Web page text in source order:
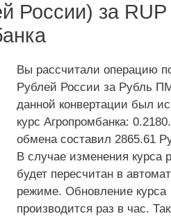
России) за
Вы рассчитали операцию
Рублей России за Рубль
данной конвертации был
курс Агропромбанка:
обмена составил 2865.61
В случае изменения курса
будет пересчитан в
режиме. Обновление курса
производится раз в час.